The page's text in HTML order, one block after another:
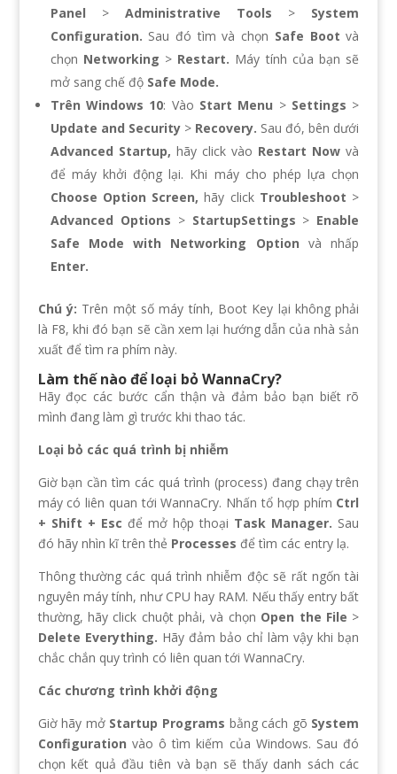
Panel > Administrative Tools > System
Configuration. Sau đó tìm và chọn Safe Boot và
chọn Networking > Restart. Máy tính của bạn sẽ
mở sang chế độ Safe Mode.
Trên Windows 10: Vào Start Menu > Settings >
Update and Security> Recovery. Sau đó, bên dưới
Advanced Startup, hãy click vào Restart Now và
để máy khởi động lại. Khi máy cho phép lựa chọn
Choose Option Screen, hãy click Troubleshoot >
Advanced Options > StartupSettings > Enable
Safe Mode with Networking Option và nhấp
Enter.
Chú ý: Trên một số máy tính, Boot Key lại không phải
là F8, khi đó bạn sẽ cần xem lại hướng dẫn của nhà sản
xuất để tìm ra phím này.
Làm thế nào để loại bỏ WannaCry?
Hãy đọc các bước cẩn thận và đảm bảo bạn biết rõ
mình đang làm gì trước khi thao tác.
Loại bỏ các quá trình bị nhiễm
Giờ bạn cần tìm các quá trình (process) đang chạy trên
máy có liên quan tới WannaCry. Nhấn tổ hợp phím Ctrl
+ Shift + Esc để mở hộp thoại Task Manager. Sau
đó hãy nhìn kĩ trên thẻ Processes để tìm các entry lạ.
Thông thường các quá trình nhiễm độc sẽ rất ngốn tài
nguyên máy tính, như CPU hay RAM. Nếu thấy entry bất
thường, hãy click chuột phải, và chọn Open the File >
Delete Everything. Hãy đảm bảo chỉ làm vậy khi bạn
chắc chắn quy trình có liên quan tới WannaCry.
Các chương trình khởi động
Giờ hãy mở Startup Programs bằng cách gõ System
Configuration vào ô tìm kiếm của Windows. Sau đó
chọn kết quả đầu tiên và bạn sẽ thấy danh sách các